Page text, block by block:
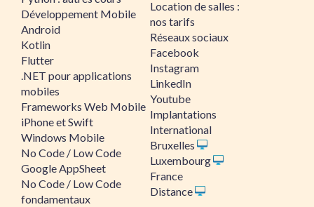
Développement Mobile
Android
Kotlin
Flutter
.NET pour applications
mobiles
Frameworks Web Mobile
iPhone et Swift
Windows Mobile
No Code / Low Code
Google AppSheet
No Code / Low Code
fondamentaux
Location de salles :
nos tarifs
Réseaux sociaux
Facebook
Instagram
LinkedIn
Youtube
Implantations
International
Bruxelles
Luxembourg
France
Distance